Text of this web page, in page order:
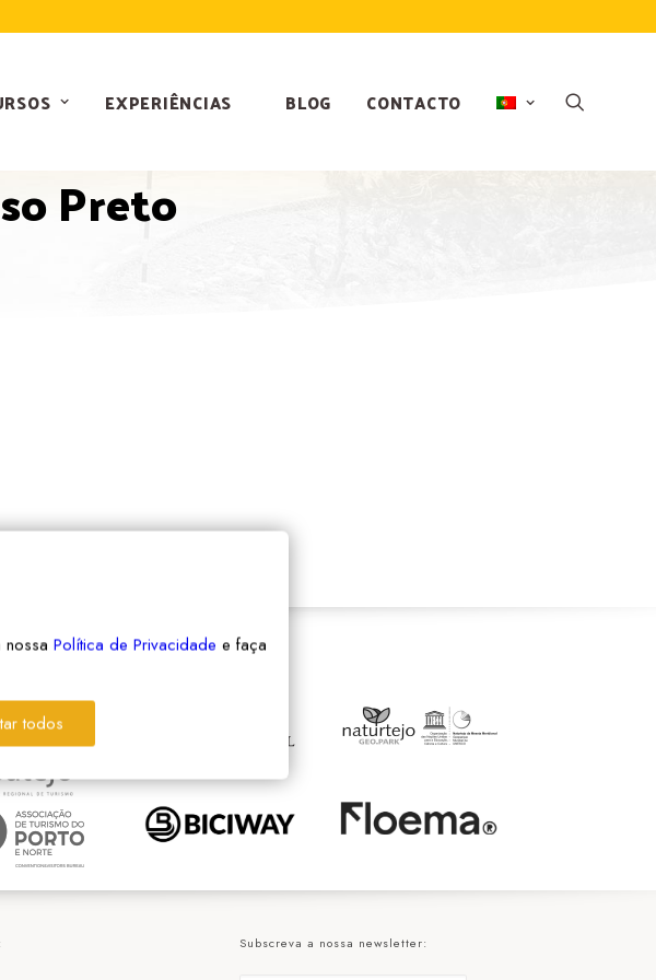
EXPERIÊNCIAS BLOG CONTACTO
Preto
Subscreva a nossa newsletter:
Política de Privacidade e faça
todos